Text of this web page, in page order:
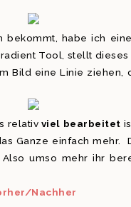
habe ich
Tool, stellt
Bild eine Linie ziehen,
relativ viel bearbeitet
Ganze einfach
umso mehr ihr
Nachher